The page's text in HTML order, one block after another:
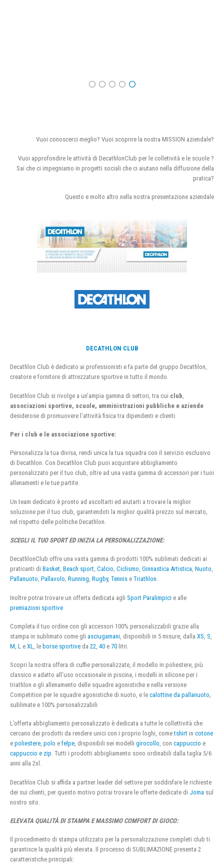
Vuoi conoscerci meglio? Vuoi scoprire la nostra MISSION aziendale?
Vuoi approfondire le attività di DecathlonClub per le colletività e le scuole ?
Sai che ci impegniamo in progetti sociali che ci aiutano nella diffusione della
pratica?
Questo e molto altro nella nostra presentazione aziendale
DECATHLON CLUB
Decathlon Club è dedicato ai professionisti e fa parte del gruppo Decathlon,
creatore e fornitore di attrezzature sportive in tutto il mondo.
Decathlon Club si rivolge a un’ampia gamma di settori, tra cui club
associazioni sportive, scuole, amministrazioni pubbliche e aziende
desiderose di promuovere l’attività fisica tra dipendenti e clienti.
Per i club e le associazione sportive:
Personalizza la tua divisa, rendi unica la tua squadra con il servizio esclusivo
di Decathlon. Con Decathlon Club puoi acquistare abbigliamento
personalizzato per il tuo club, oltre ad una vasta gamma di accessori per i tuoi
allenamenti e le tue partite.
Un team dedicato è pronto ad ascoltarti ed aiutarti a trovare la miglior
soluzione per il tuo club, garantendoti la miglior qualità prezzo sul mercato,
nel rispetto delle politiche Decathlon.
SCEGLI IL TUO SPORT ED INIZIA LA PERSONALIZZAZIONE:
DecathlonClub offre una vasta gamma di prodotti 100% sublimati dedicati ai
praticanti di Basket, Beach sport, Calcio, Ciclismo, Ginnastica Artistica, Nuoto,
Pallanuoto, Pallavolo, Running, Rugby, Tennis e Triathlon.
Inoltre potrai trovare un offerta dedicata agli Sport Paralimpici e alle
premiazioni sportive
Completa il tuo ordine con gli accessori 100% personalizzabili grazie alla
stampa in sublimato come gli asciugamani , disponibili in 5 misure, dalla XS S
M L e XL , le borse sportive da 22 40 e 70 litri.
Scopri la nostra offera di cuffie personalizzate, il modello in poliestere, più
classico e adatto all’uso occasionale in piscina, i modelli in silicone per i
triathlon e gli allenamento delle squadre agonistiche e nella versione
Competition per le squadre agonistiche di nuoto, e le calottine da pallanuoto,
sublimate e 100% personalizzabili
L’offerta abbigliamento personalizzato è dedicata a tutte le collettività che
cercano dei prodotti da rendere unici con i proprio loghi, cometshirt in cotone
e poliestere, polo e felpe, disponibili nei modelli girocollo, con cappuccio e
cappuccio e zip. Tutti i prodotti abbigliamento sono ordinabili dalla taglia 5/6
anni alla 2xl.
Decathlon Club si affida a partner leader del settore per soddisfare le richieste
dei sui clienti, per questo motivo potrai trovare le offerte dedicate di Joma sul
nostro sito.
ELEVATA QUALITÀ DI STAMPA E MASSIMO COMFORT DI GIOCO:
Il procedimento di stampa utilizzato per la personalizzazione completi club ti
garantisce la qualità più elevata. Il processo di SUBLIMAZIONE presenta 2
caratteristiche principali: